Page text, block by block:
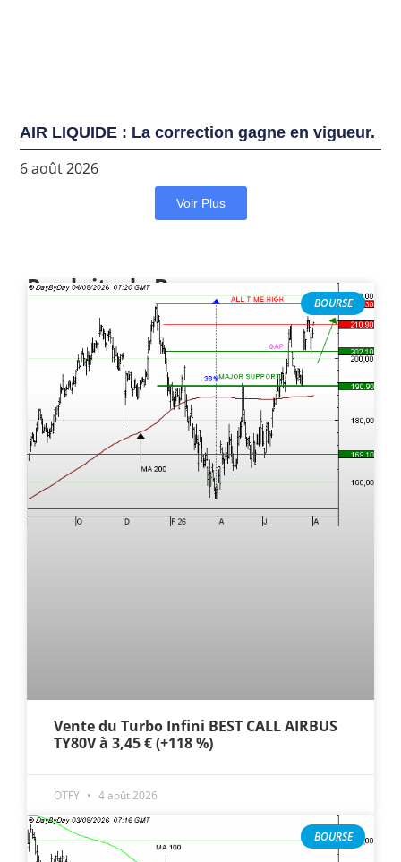
AIR LIQUIDE : La correction gagne en vigueur.
6 août 2026
Voir Plus
Produits de Bourse
BOURSE
Vente du Turbo Infini BEST CALL AIRBUS
TY80V à 3,45 € (+118 %)
OTFY 4 août 2026
BOURSE